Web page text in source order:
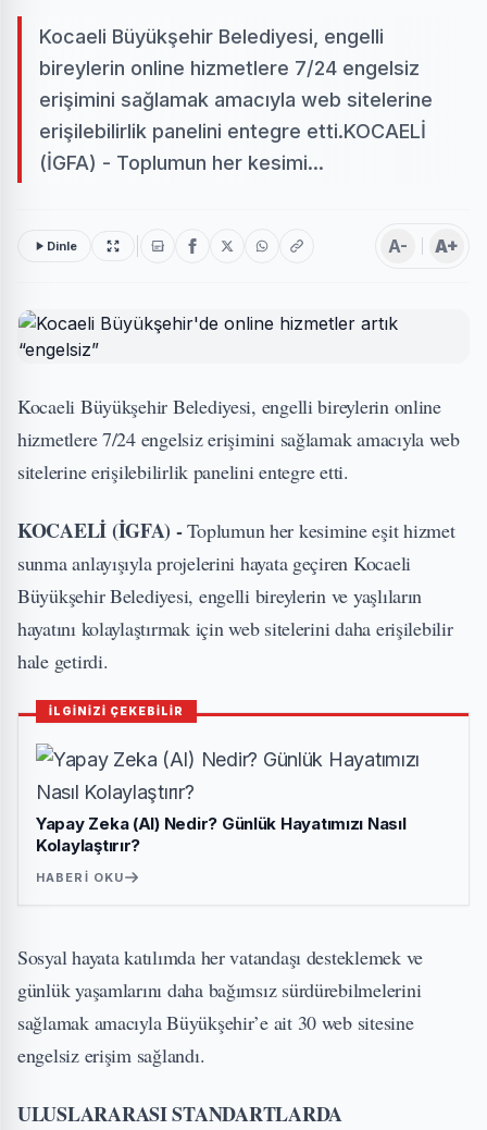
Kocaeli Büyükşehir Belediyesi, engelli
bireylerin online hizmetlere 7/24 engelsiz
erişimini sağlamak amacıyla web sitelerine
erişilebilirlik panelini entegre etti.KOCAELİ
(İGFA) - Toplumun her kesimi...
Dinle A- A+
Kocaeli Büyükşehir Belediyesi, engelli bireylerin online
hizmetlere 7/24 engelsiz erişimini sağlamak amacıyla web
sitelerine erişilebilirlik panelini entegre etti.
KOCAELİ (İGFA) -Toplumun her kesimine eşit hizmet
sunma anlayışıyla projelerini hayata geçiren Kocaeli
Büyükşehir Belediyesi, engelli bireylerin ve yaşlıların
hayatını kolaylaştırmak için web sitelerini daha erişilebilir
hale getirdi.
İLGİNİZİ ÇEKEBİLİR
Yapay Zeka (AI) Nedir? Günlük Hayatımızı Nasıl
Kolaylaştırır?
HABERI OKU
Sosyal hayata katılımda her vatandaşı desteklemek ve
günlük yaşamlarını daha bağımsız sürdürebilmelerini
sağlamak amacıyla Büyükşehir’e ait 30 web sitesine
engelsiz erişim sağlandı.
ULUSLARARASI STANDARTLARDA